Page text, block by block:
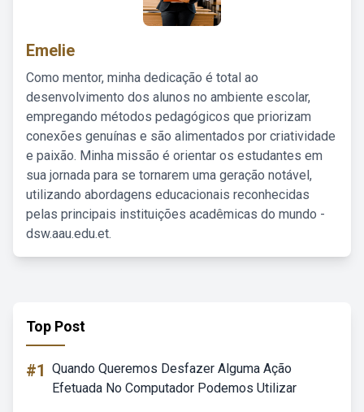
Emelie
Como mentor, minha dedicação é total ao
desenvolvimento dos alunos no ambiente escolar,
empregando métodos pedagógicos que priorizam
conexões genuínas e são alimentados por criatividade
e paixão. Minha missão é orientar os estudantes em
sua jornada para se tornarem uma geração notável,
utilizando abordagens educacionais reconhecidas
pelas principais instituições acadêmicas do mundo -
dsw.aau.edu.et.
Top Post
#1 Quando Queremos Desfazer Alguma Ação
Efetuada No Computador Podemos Utilizar